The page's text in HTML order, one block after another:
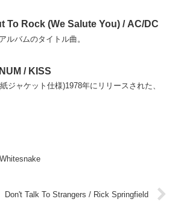
To Rock (We Salute You) / AC/DC
ルバムのタイトル曲。
/ KISS
ジャケット仕様)1978年にリリースされた、
Don't Talk To Strangers / Rick Springfield